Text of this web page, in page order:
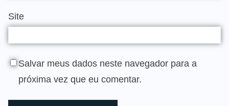
Site
Salvar meus dados neste navegador para a
próxima vez que eu comentar.